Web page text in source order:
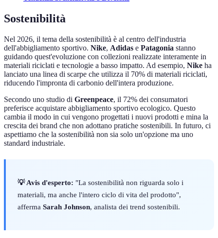
Sostenibilità
Nel 2026, il tema della sostenibilità è al centro dell'industria
dell'abbigliamento sportivo. Nike, Adidas e Patagonia stanno
guidando quest'evoluzione con collezioni realizzate interamente in
materiali riciclati e tecnologie a basso impatto. Ad esempio, Nike ha
lanciato una linea di scarpe che utilizza il 70% di materiali riciclati,
riducendo l'impronta di carbonio dell'intera produzione.
Secondo uno studio di Greenpeace, il 72% dei consumatori
preferisce acquistare abbigliamento sportivo ecologico. Questo
cambia il modo in cui vengono progettati i nuovi prodotti e mina la
crescita dei brand che non adottano pratiche sostenibili. In futuro, ci
aspettiamo che la sostenibilità non sia solo un'opzione ma uno
standard industriale.
💡 Avis d'esperto: "La sostenibilità non riguarda solo i
materiali, ma anche l'intero ciclo di vita del prodotto",
afferma Sarah Johnson, analista dei trend sostenibili.